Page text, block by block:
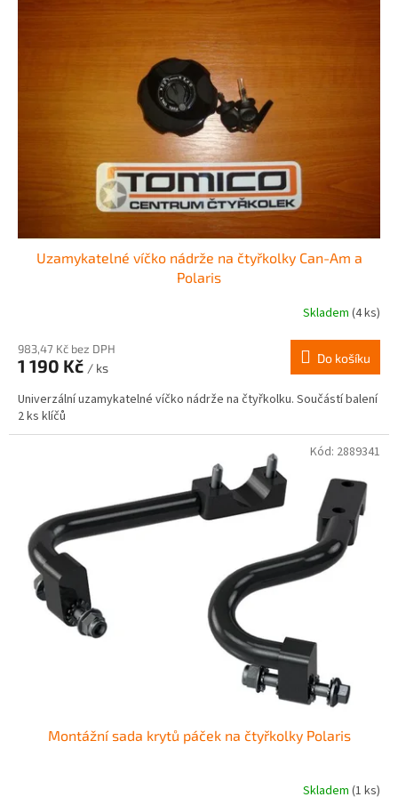
Uzamykatelné víčko nádrže na čtyřkolky Can-Am a
Polaris
Skladem (4 ks)
983,47 Kč bez DPH
1 190 Kč / ks
Do košíku
Univerzální uzamykatelné víčko nádrže na čtyřkolku. Součástí balení
2 ks klíčů
Montážní sada krytů páček na čtyřkolky Polaris
Skladem (1 ks)
Kód: 2889341